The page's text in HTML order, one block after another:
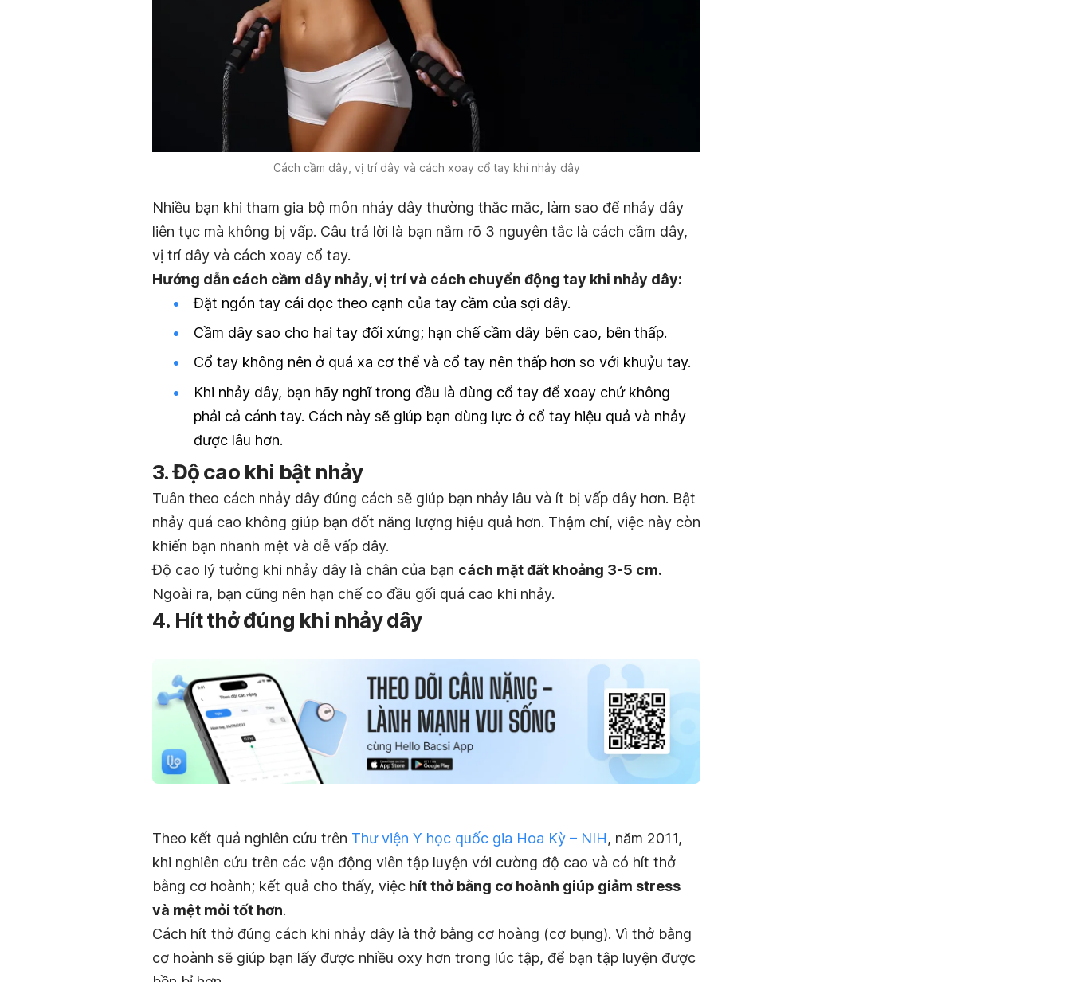
Cách cầm dây, vị trí dây và cách xoay cổ tay khi nhảy dây
Nhiều bạn khi tham gia bộ môn nhảy dây thường thắc mắc, làm sao để nhảy dây
liên tục mà không bị vấp. Câu trả lời là bạn nắm rõ 3 nguyên tắc là cách cầm dây,
vị trí dây và cách xoay cổ tay.
Hướng dẫn cách cầm dây nhảy, vị trí và cách chuyển động tay khi nhảy dây:
Đặt ngón tay cái dọc theo cạnh của tay cầm của sợi dây.
Cầm dây sao cho hai tay đối xứng; hạn chế cầm dây bên cao, bên thấp.
Cổ tay không nên ở quá xa cơ thể và cổ tay nên thấp hơn so với khuỷu tay.
Khi nhảy dây, bạn hãy nghĩ trong đầu là dùng cổ tay để xoay chứ không
phải cả cánh tay. Cách này sẽ giúp bạn dùng lực ở cổ tay hiệu quả và nhảy
được lâu hơn.
3. Độ cao khi bật nhảy
Tuân theo cách nhảy dây đúng cách sẽ giúp bạn nhảy lâu và ít bị vấp dây hơn. Bật
nhảy quá cao không giúp bạn đốt năng lượng hiệu quả hơn. Thậm chí, việc này còn
khiến bạn nhanh mệt và dễ vấp dây.
Độ cao lý tưởng khi nhảy dây là chân của bạn cách mặt đất khoảng 3-5 cm.
Ngoài ra, bạn cũng nên hạn chế co đầu gối quá cao khi nhảy.
4. Hít thở đúng khi nhảy dây
Theo kết quả nghiên cứu trên Thư viện Y học quốc gia Hoa Kỳ – NIH, năm 2011,
khi nghiên cứu trên các vận động viên tập luyện với cường độ cao và có hít thở
bằng cơ hoành; kết quả cho thấy, việc hít thở bằng cơ hoành giúp giảm stress
và mệt mỏi tốt hơn.
Cách hít thở đúng cách khi nhảy dây là thở bằng cơ hoàng (cơ bụng). Vì thở bằng
cơ hoành sẽ giúp bạn lấy được nhiều oxy hơn trong lúc tập, để bạn tập luyện được